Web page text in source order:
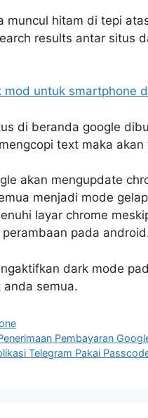
muncul hitam di tepi
results antar situs
untuk smartphone
di beranda google
text maka
akan mengupdate
menjadi mode
layar chrome
pada
dark mode
semua.
Pembayaran
Telegram Pakai